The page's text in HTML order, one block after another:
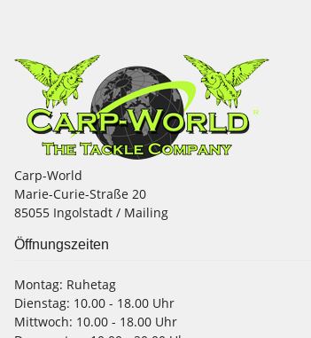
Carp-World
Marie-Curie-Straße 20
85055 Ingolstadt / Mailing
Öffnungszeiten
Montag: Ruhetag
Dienstag: 10.00 - 18.00 Uhr
Mittwoch: 10.00 - 18.00 Uhr